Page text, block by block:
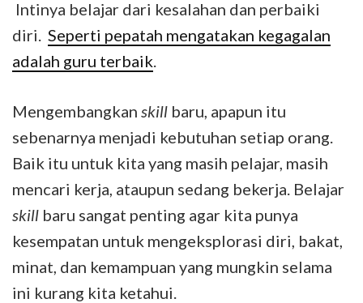
Intinya belajar dari kesalahan dan perbaiki
diri. Seperti pepatah mengatakan kegagalan
adalah guru terbaik.
Mengembangkan skill baru, apapun itu
sebenarnya menjadi kebutuhan setiap orang.
Baik itu untuk kita yang masih pelajar, masih
mencari kerja, ataupun sedang bekerja. Belajar
skill baru sangat penting agar kita punya
kesempatan untuk mengeksplorasi diri, bakat,
minat, dan kemampuan yang mungkin selama
ini kurang kita ketahui.